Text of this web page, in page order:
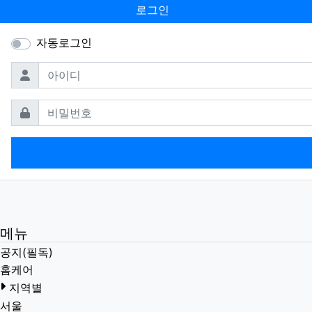
로그인
자동로그인
아이디
필수
비밀번호필수
메뉴
공지(필독)
홈케어
지역별
서울